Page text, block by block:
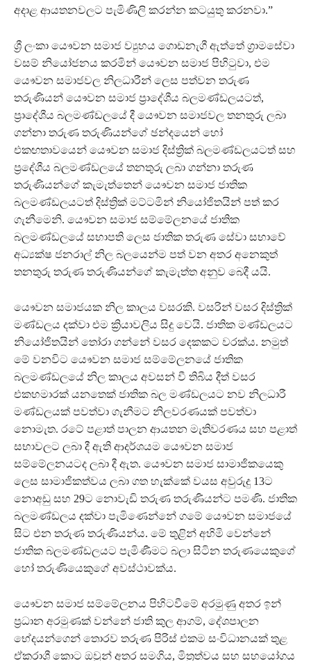
අදාළ ආයතනවලට පැමිණිලි කරන්න කටයුතු කරනවා.”
ශ්‍රී ලංකා යෞවන සමාජ ව්‍යුහය ගොඩනැගී ඇත්තේ ග්‍රාමසේවා
වසම් නියෝජනය කරමින් යෞවන සමාජ පිහිටුවා, එම
යෞවන සමාජවල නිලධාරීන් ලෙස පත්වන තරුණ
තරුණියන් යෞවන සමාජ ප්‍රාදේශීය බලමණ්ඩලයටත්,
ප්‍රාදේශීය බලමණ්ඩලයේ දී යෞවන සමාජවල තනතුරු ලබා
ගන්නා තරුණ තරුණියන්ගේ ඡන්දයෙන් හෝ
එකඟතාවයෙන් යෞවන සමාජ දිස්ත්‍රික් බලමණ්ඩලයටත් සහ
ප්‍රදේශීය බලමණ්ඩලයේ තනතුරු ලබා ගන්නා තරුණ
තරුණියන්ගේ කැමැත්තෙන් යෞවන සමාජ ජාතික
බලමණ්ඩලයටත් දිස්ත්‍රික් මට්ටමින් නියෝජිතයින් පත් කර
ගැනීමෙනි. යෞවන සමාජ සම්මේලනයේ ජාතික
බලමණ්ඩලයේ සභාපති ලෙස ජාතික තරුණ සේවා සභාවේ
අධ්‍යක්ෂ ජනරාල් නිල බලයෙන්ම පත් වන අතර අනෙකුත්
තනතුරු තරුණ තරුණියන්ගේ කැමැත්ත අනුව බෙදී යයි.
යෞවන සමාජයක නිල කාලය වසරකි. වසරින් වසර දිස්ත්‍රික්
මණ්ඩලය දක්වා එම ක්‍රියාවලිය සිදු වෙයි. ජාතික මණ්ඩලයට
නියෝජිතයින් තෝරා ගන්නේ වසර දෙකකට වරක්ය. නමුත්
මේ වනවිට යෞවන සමාජ සම්මේලනයේ ජාතික
බලමණ්ඩලයේ නිල කාලය අවසන් වී තිබිය දීත් වසර
එකහමාරක් යනතෙක් ජාතික බල මණ්ඩලයට නව නිලධාරී
මණ්ඩලයක් පවත්වා ගැනීමට නිලවරණයක් පවත්වා
නොමැත. රටේ පළාත් පාලන ආයතන මැතිවරණය සහ පළාත්
සභාවලට ලබා දී ඇති ආදර්ශයම යෞවන සමාජ
සම්මේලනයටද ලබා දී ඇත. යෞවන සමාජ සාමාජිකයෙකු
ලෙස සාමාජිකත්වය ලබා ගත හැක්කේ වයස අවුරුදු 13ට
නොඅඩු සහ 29ට නොවැඩි තරුණ තරුණියන්ට පමණි. ජාතික
බලමණ්ඩලය දක්වා පැමිණෙන්නේ ගමේ යෞවන සමාජයේ
සිට එන තරුණ තරුණියන්ය. මේ තුළින් අහිමි වෙන්නේ
ජාතික බලමණ්ඩලයට පැමිණීමට බලා සිටින තරුණයෙකුගේ
හෝ තරුණියෙකුගේ අවස්ථාවක්ය.
යෞවන සමාජ සම්මේලනය පිහිටවීමේ අරමුණු අතර ඉන්
ප්‍රධාන අරමුණක් වන්නේ ජාති කුල ආගම්, දේශපාලන
භේදයන්ගෙන් තොරව තරුණ පිරිස් එකම සංවිධානයක් තුළ
ඒකරාශී කොට ඔවුන් අතර සමගිය, මිත්‍රත්වය සහ සහයෝගය